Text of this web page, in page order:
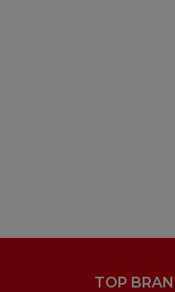
TOP